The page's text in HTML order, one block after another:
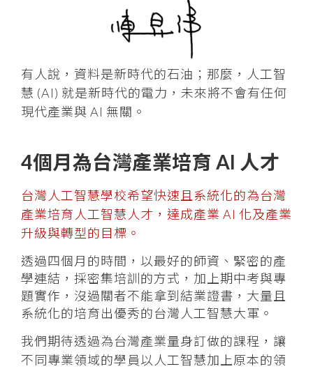
有人說，資料是新時代的石油；那麼，人工智
慧 (AI) 就是新時代的電力，未來將不會有任何
現代產業與 AI 無關。
4個月為台灣產業培育 AI 人才
台灣人工智慧學校希望快速且系統化的為台灣
產業培育人工智慧人才，達成產業 AI 化及產業
升級與轉型的目標。
透過四個月的時間，以最好的師資、緊密的產
學連結，採密集培訓的方式，加上期中考與專
題實作，沒過關者不能拿到結業證書，大量且
系統化的培育出優秀的台灣人工智慧大軍。
我們期待透過為台灣產業量身訂做的課程，讓
不同專業領域的學員以人工智慧加上原本的領